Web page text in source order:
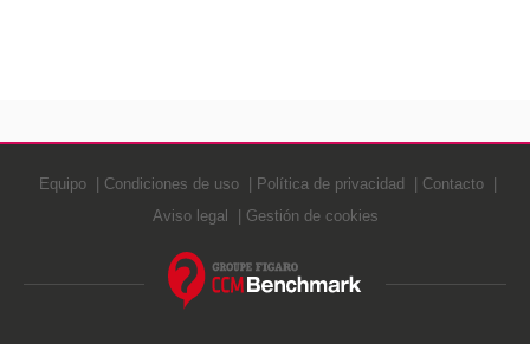
Equipo Condiciones de uso Política de privacidad
Contacto
Aviso legal
Gestión de cookies